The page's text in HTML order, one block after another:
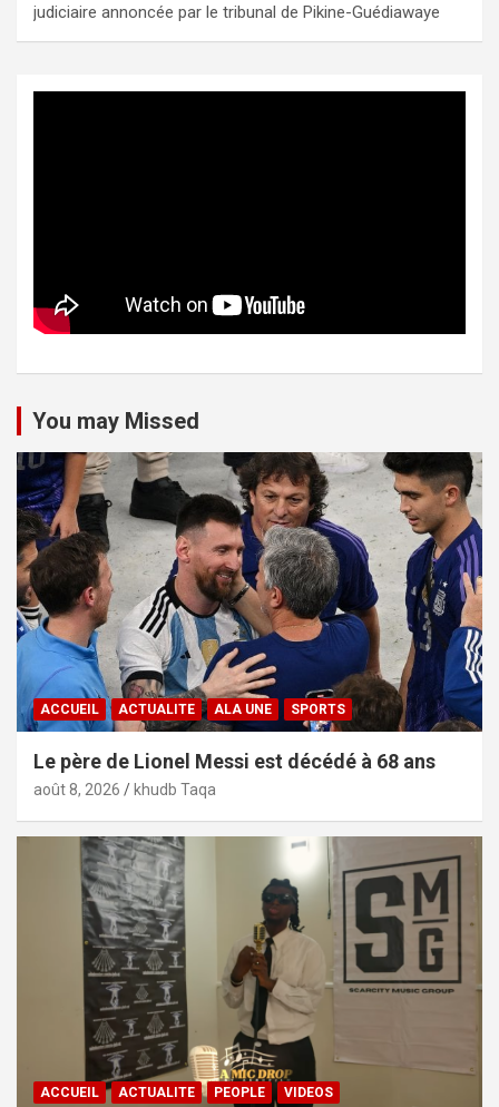
judiciaire annoncée par le tribunal de Pikine-Guédiawaye
You may Missed
ACCUEIL ACTUALITE ALA UNE SPORTS
Le père de Lionel Messi est décédé à 68 ans
août 8, 2026 khudb Taqa
ACCUEIL ACTUALITE PEOPLE VIDEOS